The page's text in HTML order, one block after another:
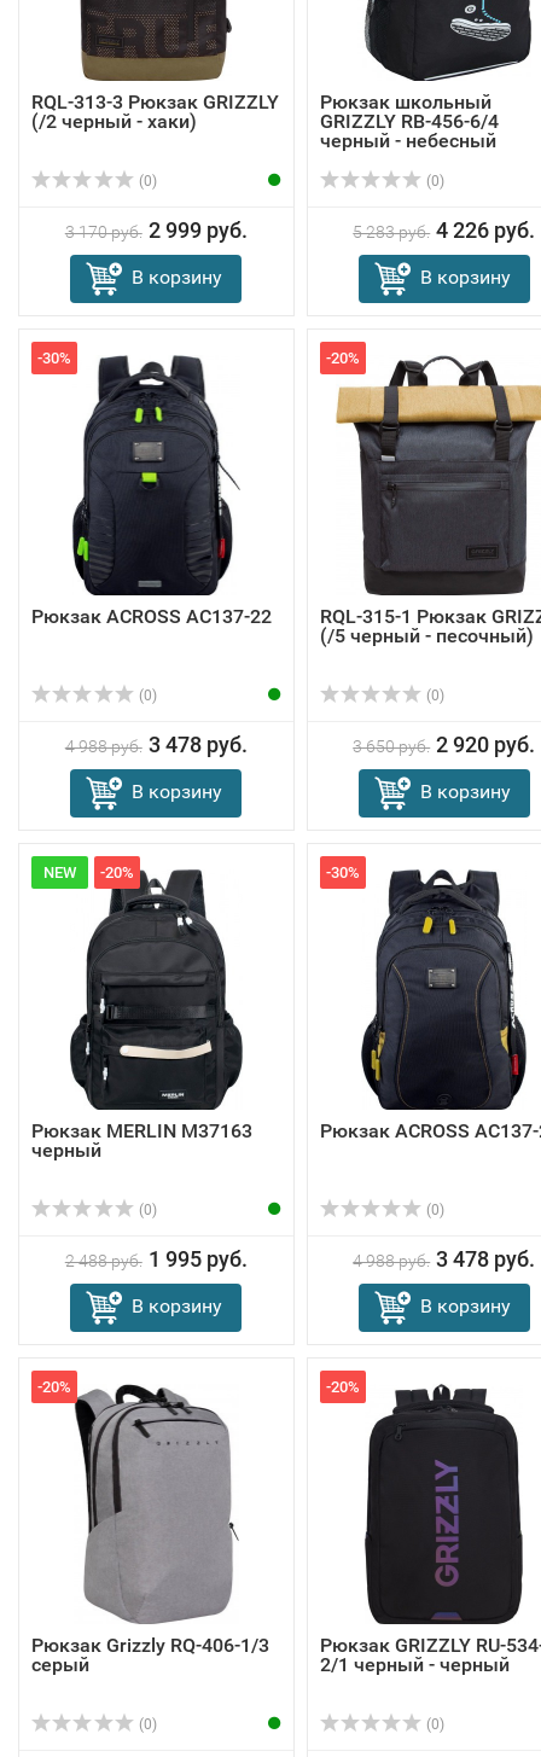
RQL-313-3 Рюкзак GRIZZLY
(/2 черный - хаки)
(0)
3 170 руб. 2 999 руб.
В корзину
Рюкзак школьный
GRIZZLY RB-456-6/4
черный - небесный
(0)
5 283 руб. 4 226 руб.
В корзину
-30%
Рюкзак ACROSS AC137-22
(0)
4 988 руб. 3 478 руб.
В корзину
-20%
RQL-315-1 Рюкзак
(/5 черный - песочный)
(0)
3 650 руб. 2 920 руб.
В корзину
NEW -20%
Рюкзак MERLIN M37163
черный
(0)
2 488 руб. 1 995 руб.
В корзину
-30%
Рюкзак ACROSS
(0)
4 988 руб. 3 478 руб.
В корзину
-20%
Рюкзак Grizzly RQ-406-1/3
серый
(0)
-20%
Рюкзак GRIZZLY RU-
2/1 черный - черный
(0)